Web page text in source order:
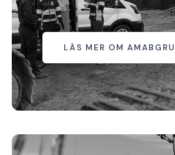
LÄS MER OM